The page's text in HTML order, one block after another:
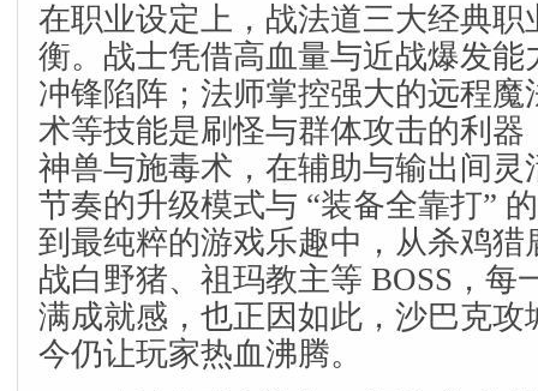
在职业设定上，战法道三大经典职
衡。战士凭借高血量与近战爆发能
冲锋陷阵；法师掌控强大的远程魔
术等技能是刷怪与群体攻击的利器
神兽与施毒术，在辅助与输出间灵
节奏的升级模式与 “装备全靠打”
到最纯粹的游戏乐趣中，从杀鸡猎
战白野猪、祖玛教主等 BOSS，每
满成就感，也正因如此，沙巴克攻
今仍让玩家热血沸腾。